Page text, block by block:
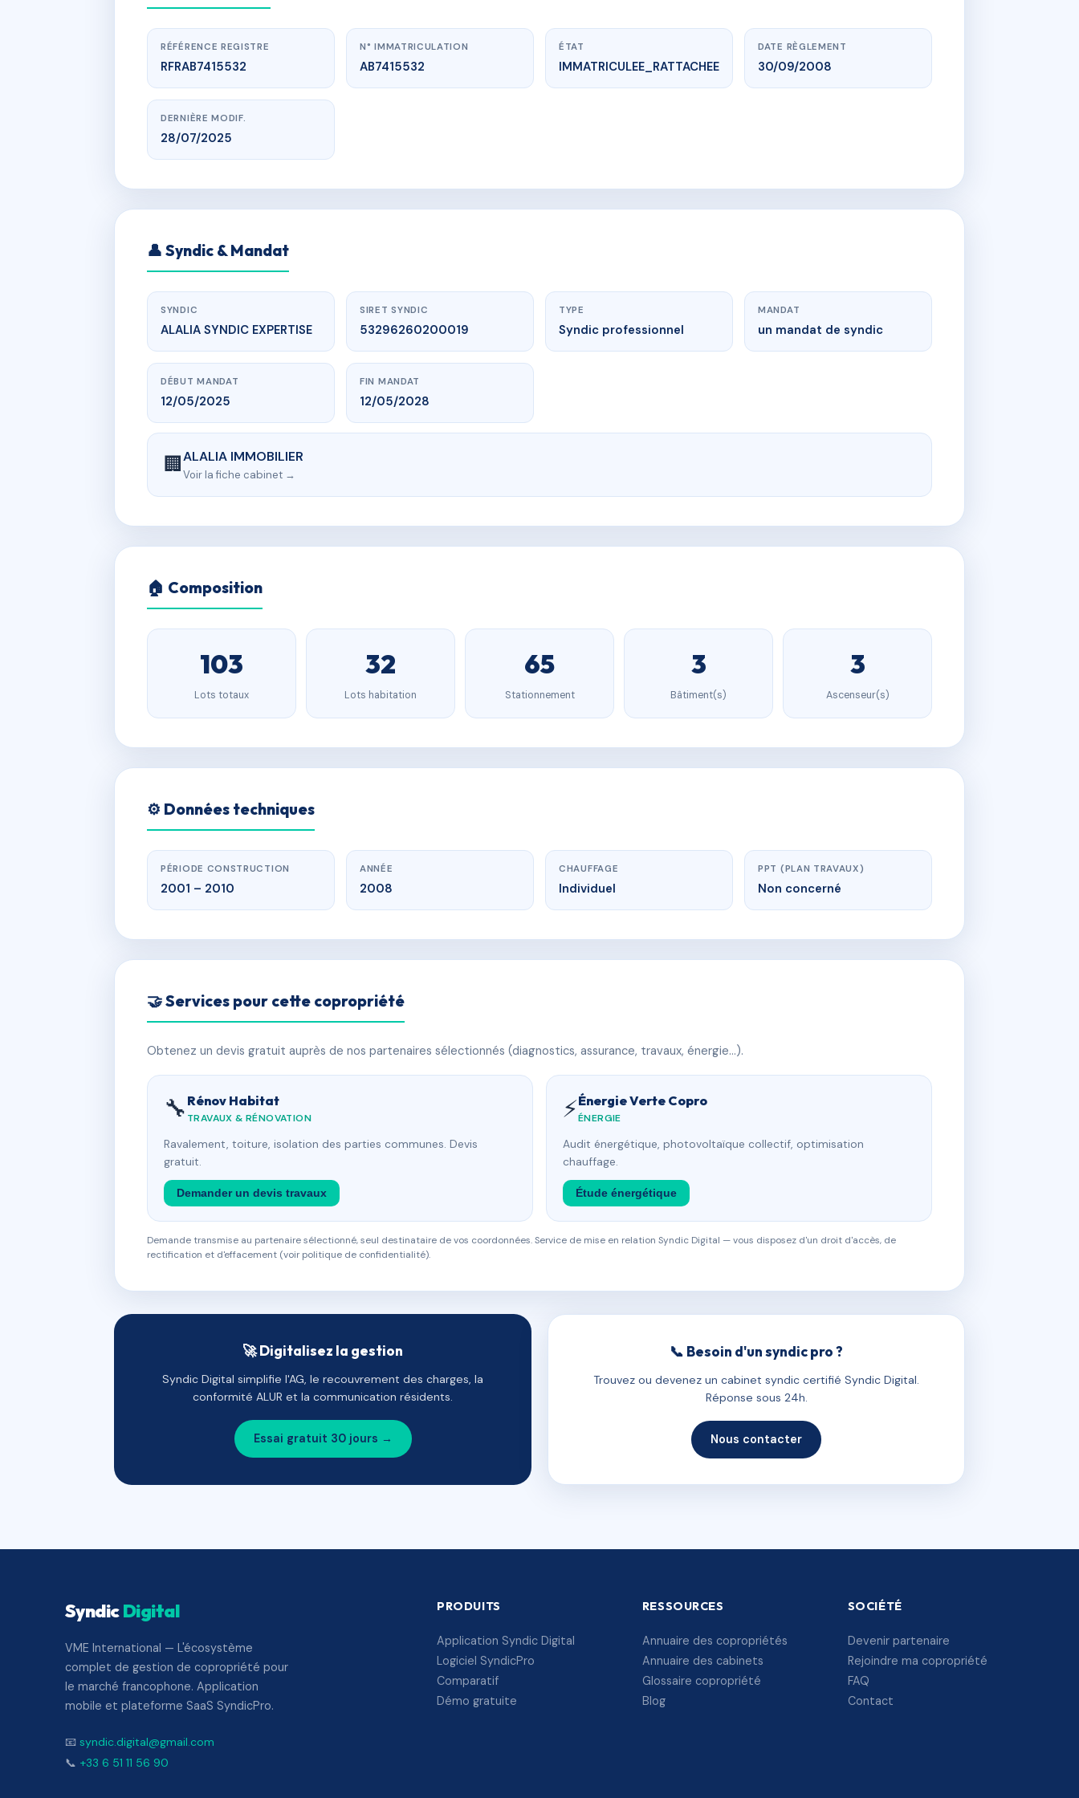
RÉFÉRENCE REGISTRE
RFRAB7415532
N° IMMATRICULATION
AB7415532
ÉTAT
IMMATRICULEE_RATTACHEE
DATE RÈGLEMENT
30/09/2008
DERNIÈRE MODIF.
28/07/2025
👤 Syndic & Mandat
SYNDIC
ALALIA SYNDIC EXPERTISE
SIRET SYNDIC
53296260200019
TYPE
Syndic professionnel
MANDAT
un mandat de syndic
DÉBUT MANDAT
12/05/2025
FIN MANDAT
12/05/2028
🏢ALALIA IMMOBILIER
Voir la fiche cabinet →
🏠 Composition
103
Lots totaux
32
Lots habitation
65
Stationnement
3
Bâtiment(s)
3
Ascenseur(s)
⚙️ Données techniques
PÉRIODE CONSTRUCTION
2001 – 2010
ANNÉE
2008
CHAUFFAGE
Individuel
PPT (PLAN TRAVAUX)
Non concerné
🤝 Services pour cette copropriété
Obtenez un devis gratuit auprès de nos partenaires sélectionnés (diagnostics, assurance, travaux, énergie…).
🔧 Rénov Habitat
TRAVAUX & RÉNOVATION
Ravalement, toiture, isolation des parties communes. Devis
gratuit.
Demander un devis travaux
⚡Énergie Verte Copro
ÉNERGIE
Audit énergétique, photovoltaïque collectif, optimisation
chauffage.
Étude énergétique
Demande transmise au partenaire sélectionné, seul destinataire de vos coordonnées. Service de mise en relation Syndic Digital — vous disposez d'un droit d'accès, de
rectification et d'effacement (voir politique de confidentialité).
🚀 Digitalisez la gestion
Syndic Digital simplifie l'AG, le recouvrement des charges, la
conformité ALUR et la communication résidents.
Essai gratuit 30 jours →
📞 Besoin d'un syndic pro ?
Trouvez ou devenez un cabinet syndic certifié Syndic Digital.
Réponse sous 24h.
Nous contacter
SyndicDigital
VME International — L'écosystème
complet de gestion de copropriété pour
le marché francophone. Application
mobile et plateforme SaaS SyndicPro.
📧 syndic.digital@gmail.com
📞 +33 6 51 11 56 90
PRODUITS
Application Syndic Digital
Logiciel SyndicPro
Comparatif
Démo gratuite
RESSOURCES
Annuaire des copropriétés
Annuaire des cabinets
Glossaire copropriété
Blog
SOCIÉTÉ
Devenir partenaire
Rejoindre ma copropriété
FAQ
Contact